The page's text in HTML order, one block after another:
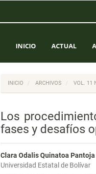
INICIO ACTUAL
INICIO ARCHIVOS VOL. 11
Los
fases y desafíos
Clara Odalis Quinatoa Pantoja
Universidad Estatal de Bolívar